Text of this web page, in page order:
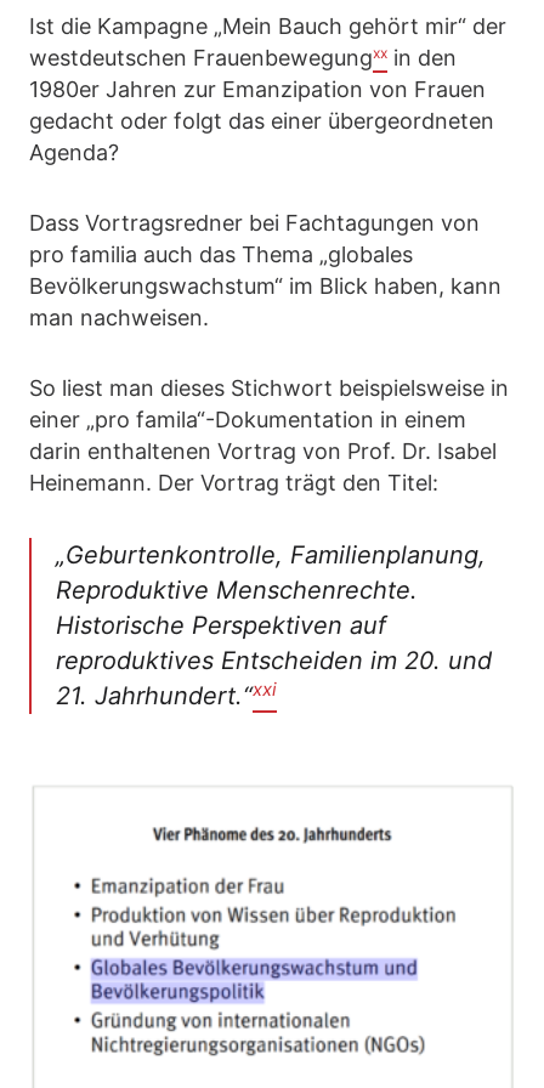
Ist die Kampagne „Mein Bauch gehört mir“ der
westdeutschen Frauenbewegungxx in den
1980er Jahren zur Emanzipation von Frauen
gedacht oder folgt das einer übergeordneten
Agenda?
Dass Vortragsredner bei Fachtagungen von
pro familia auch das Thema „globales
Bevölkerungswachstum“ im Blick haben, kann
man nachweisen.
So liest man dieses Stichwort beispielsweise in
einer „pro famila“-Dokumentation in einem
darin enthaltenen Vortrag von Prof. Dr. Isabel
Heinemann. Der Vortrag trägt den Titel:
„Geburtenkontrolle, Familienplanung,
Reproduktive Menschenrechte.
Historische Perspektiven auf
reproduktives Entscheiden im 20. und
21. Jahrhundert.“xxi